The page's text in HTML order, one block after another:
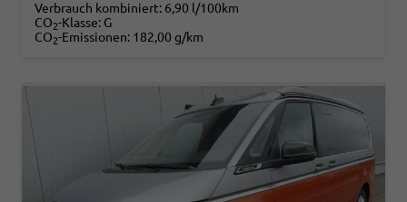
Verbrauch kombiniert: 6,90 l/100km
CO2-Klasse: G
CO2-Emissionen: 182,00 g/km